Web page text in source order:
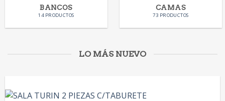
BANCOS
14 PRODUCTOS
CAMAS
73 PRODUCTOS
LO MÁS NUEVO